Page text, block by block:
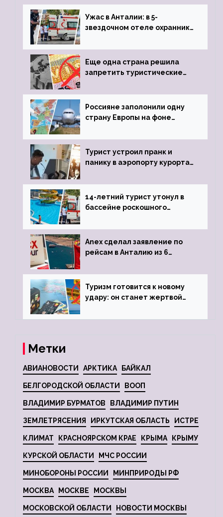
Ужас в Анталии: в 5-
звездочном отеле охранник
пистолета
Еще одна страна решила
запретить туристические
Россияне заполонили одну
страну Европы на фоне
виз
Турист устроил пранк и
панику в аэропорту курорта,
задержке рейса
14-летний турист утонул в
бассейне роскошного
Anex сделал заявление по
рейсам в Анталию из 6
Туризм готовится к новому
удару: он станет жертвой
Метки
АВИАНОВОСТИ АРКТИКА БАЙКАЛ
БЕЛГОРОДСКОЙ ОБЛАСТИ ВООП
ВЛАДИМИР БУРМАТОВ ВЛАДИМИР ПУТИН
ЗЕМЛЕТРЯСЕНИЯ ИРКУТСКАЯ ОБЛАСТЬ ИСТРЕ
КЛИМАТ КРАСНОЯРСКОМ КРАЕ КРЫМА КРЫМУ
КУРСКОЙ ОБЛАСТИ МЧС РОССИИ
МИНОБОРОНЫ РОССИИ МИНПРИРОДЫ РФ
МОСКВА МОСКВЕ МОСКВЫ
МОСКОВСКОЙ ОБЛАСТИ НОВОСТИ МОСКВЫ